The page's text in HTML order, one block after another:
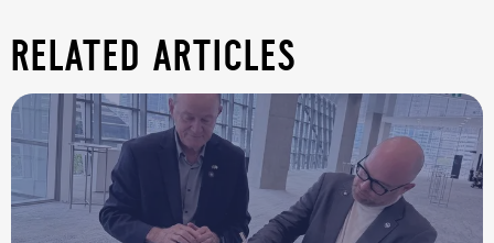
related articles